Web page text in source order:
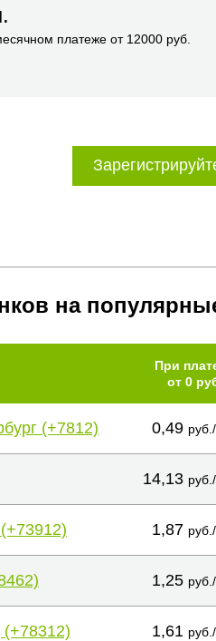
платеже от 12000 руб.
на
При
от 0
(+7812) 0,49
14,13
1,87
1,25
1,61